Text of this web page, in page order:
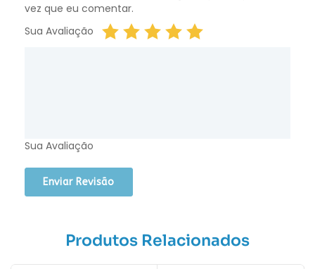
vez que eu comentar.
Sua Avaliação
Sua Avaliação
Produtos Relacionados